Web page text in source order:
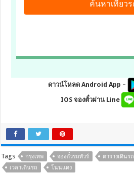
ดาวน์โหลด Android App –
IOS จองตั๋วผ่าน Line
Tags กรุงเทพ จองตั๋วรถทัวร์ ตารางเดินรถ
เวลาเดินรถ
โนนแดง